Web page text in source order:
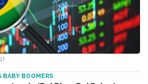
BABY BOOMERS